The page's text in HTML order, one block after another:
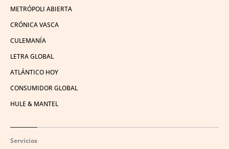
METRÓPOLI ABIERTA
CRÓNICA VASCA
CULEMANÍA
LETRA GLOBAL
ATLÁNTICO HOY
CONSUMIDOR GLOBAL
HULE & MANTEL
Servicios